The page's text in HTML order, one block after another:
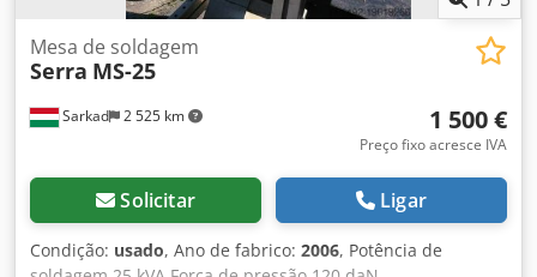
Sarkad 2 525 km
Mesa de soldagem
Serra MS-25
1 500 €
Preço fixo acresce IVA
Solicitar Ligar
Condição: usado, Ano de fabrico: 2006, Potência de